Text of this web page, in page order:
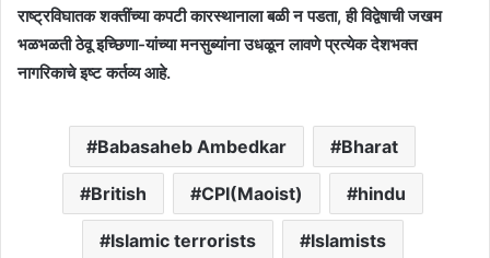
राष्ट्रविघातक शक्तींच्या कपटी कारस्थानाला बळी न पडता, ही विद्वेषाची जखम
भळभळती ठेवू इच्छिणा-यांच्या मनसुब्यांना उधळून लावणे प्रत्येक देशभक्त
नागरिकाचे इष्ट कर्तव्य आहे.
Babasaheb Ambedkar Bharat
British CPI(Maoist) hindu
Islamic terrorists Islamists